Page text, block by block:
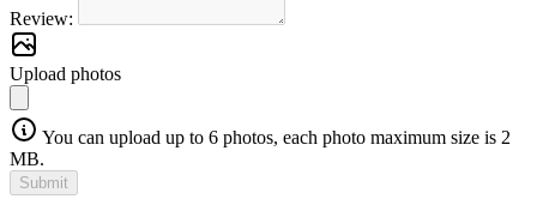
Review:
Upload photos
You can upload up to 6 photos, each photo maximum size is 2
MB.
Submit